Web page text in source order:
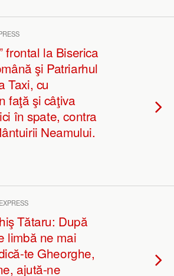
frontal la Biserica
şi Patriarhul
Taxi, cu
faţă şi câţiva
în spate, contra
Neamului.
Tătaru: După
limbă ne mai
te Gheorghe,
ajută-ne